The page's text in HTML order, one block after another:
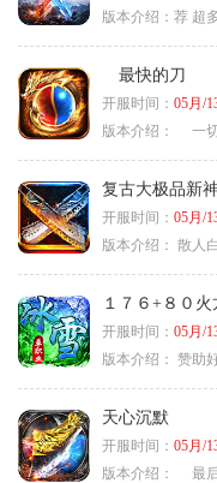
版本介绍： 荐 超
最快的刀
开服时间： 05月/
版本介绍：
一切
复古大极品新
开服时间： 05月/
版本介绍： 散人
１７６+８０火
开服时间： 05月/
版本介绍： 赞助
天心沉默
开服时间： 05月/
版本介绍：
最后